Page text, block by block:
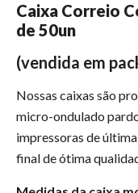
Caixa Correio
de 50un
(vendida em
Nossas caixas são
micro-ondulado
impressoras de
final de ótima